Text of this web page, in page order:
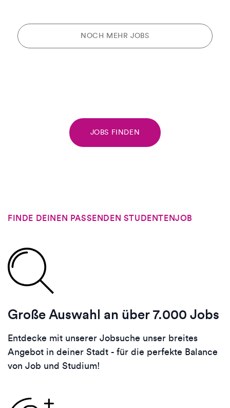
NOCH MEHR JOBS
JOBS FINDEN
FINDE DEINEN PASSENDEN STUDENTENJOB
Große Auswahl an über 7.000 Jobs
Entdecke mit unserer Jobsuche unser breites
Angebot in deiner Stadt - für die perfekte Balance
von Job und Studium!